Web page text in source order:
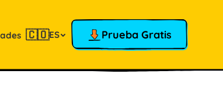
🇨🇴ES Prueba Gratis